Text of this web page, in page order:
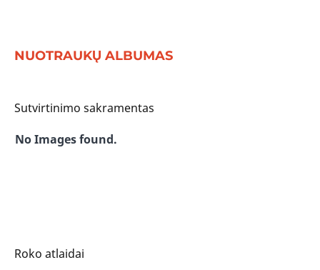
NUOTRAUKŲ ALBUMAS
Sutvirtinimo sakramentas
No Images found.
Roko atlaidai